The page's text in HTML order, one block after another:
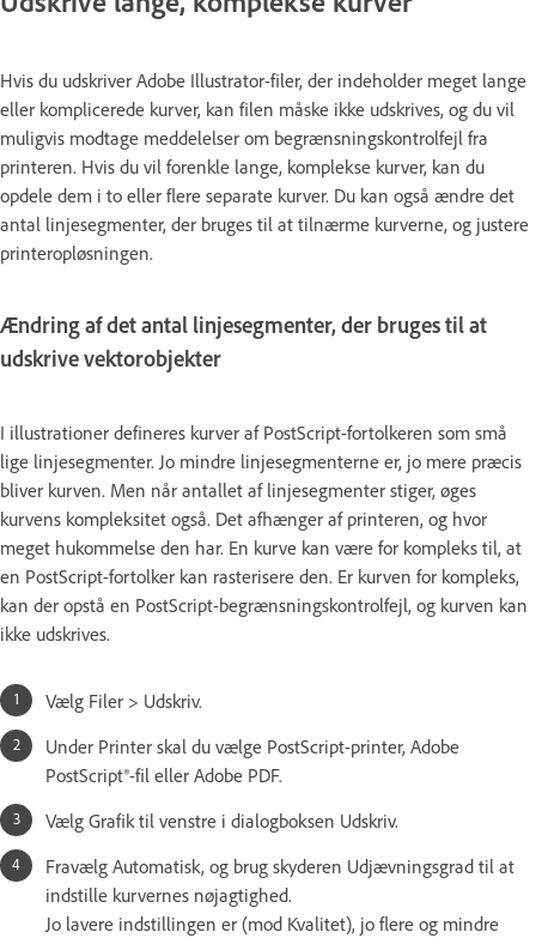
Hvis du udskriver Adobe Illustrator-filer, der indeholder meget lange
eller komplicerede kurver, kan filen måske ikke udskrives, og du vil
muligvis modtage meddelelser om begrænsningskontrolfejl fra
printeren. Hvis du vil forenkle lange, komplekse kurver, kan du
opdele dem i to eller flere separate kurver. Du kan også ændre det
antal linjesegmenter, der bruges til at tilnærme kurverne, og justere
printeropløsningen.
Ændring af det antal linjesegmenter, der bruges til at
udskrive vektorobjekter
I illustrationer defineres kurver af PostScript-fortolkeren som små
lige linjesegmenter. Jo mindre linjesegmenterne er, jo mere præcis
bliver kurven. Men når antallet af linjesegmenter stiger, øges
kurvens kompleksitet også. Det afhænger af printeren, og hvor
meget hukommelse den har. En kurve kan være for kompleks til, at
en PostScript-fortolker kan rasterisere den. Er kurven for kompleks,
kan der opstå en PostScript-begrænsningskontrolfejl, og kurven kan
ikke udskrives.
Vælg Filer > Udskriv.
Under Printer skal du vælge PostScript-printer, Adobe
PostScript®-fil eller Adobe PDF.
Vælg Grafik til venstre i dialogboksen Udskriv.
Fravælg Automatisk, og brug skyderen Udjævningsgrad til at
indstille kurvernes nøjagtighed.
Jo lavere indstillingen er (mod Kvalitet), jo flere og mindre